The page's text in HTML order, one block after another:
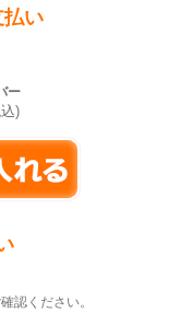
払い
ー
)
認ください。